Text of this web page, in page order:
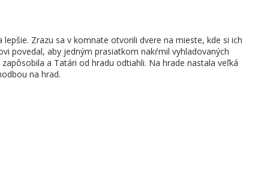
Zrazu sa v komnate otvorili dvere na mieste, kde si ich
povedal, aby jedným prasiatkom nakŕmil vyhladovaných
a Tatári od hradu odtiahli. Na hrade nastala veľká
na hrad.